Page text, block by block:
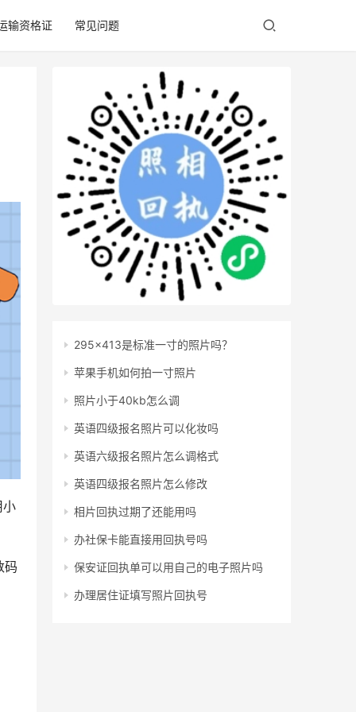
输资格证 常见问题
小
码
295x413是标准一寸的照片吗？
苹果手机如何拍一寸照片
照片小于40kb怎么调
英语四级报名照片可以化妆吗
英语六级报名照片怎么调格式
英语四级报名照片怎么修改
相片回执过期了还能用吗
办社保卡能直接用回执号吗
保安证回执单可以用自己的电子照片吗
办理居住证填写照片回执号